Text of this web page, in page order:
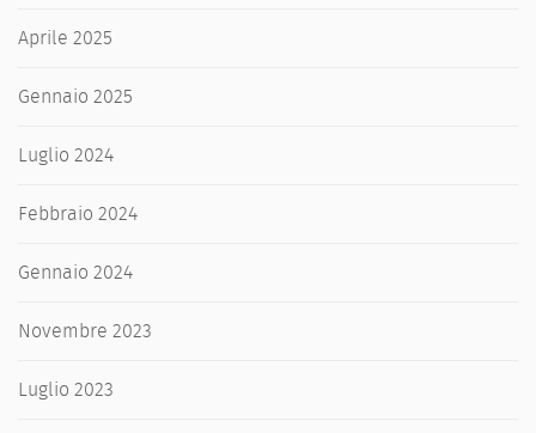
Aprile 2025
Gennaio 2025
Luglio 2024
Febbraio 2024
Gennaio 2024
Novembre 2023
Luglio 2023